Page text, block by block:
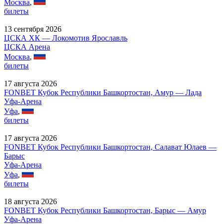
Москва,
билеты
13 сентября 2026
ЦСКА ХК — Локомотив Ярославль
ЦСКА Арена
Москва,
билеты
17 августа 2026
FONBET Кубок Республики Башкортостан, Амур — Лада
Уфа-Арена
Уфа,
билеты
17 августа 2026
FONBET Кубок Республики Башкортостан, Салават Юлаев —
Барыс
Уфа-Арена
Уфа,
билеты
18 августа 2026
FONBET Кубок Республики Башкортостан, Барыс — Амур
Уфа-Арена